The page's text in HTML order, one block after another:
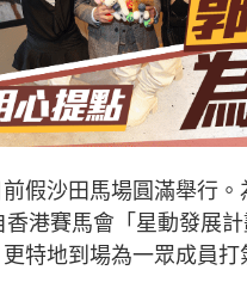
假沙田馬場圓滿舉行
港賽馬會「星動發展
特地到場為一眾成員